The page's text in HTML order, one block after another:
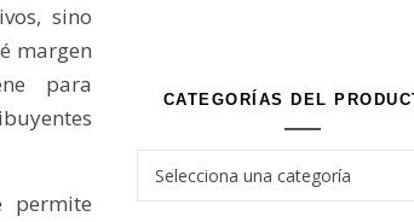
sino
margen
para
permite
CATEGORÍAS DEL